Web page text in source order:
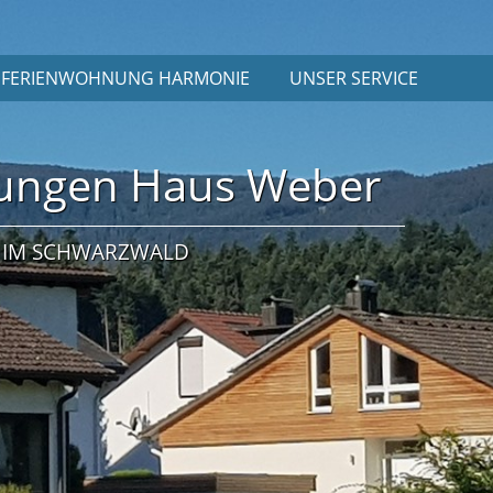
FERIENWOHNUNG HARMONIE UNSER SERVICE
Haus Weber
SCHWARZWALD